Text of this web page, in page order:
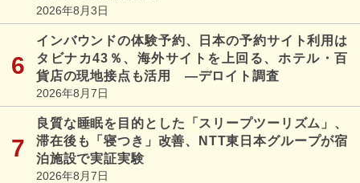
2026年8月3日
インバウンドの体験予約、日本の予約サイト利用は
タビナカ43％、海外サイトを上回る、ホテル・百
貨店の現地接点も活用 ―デロイト調査
2026年8月7日
良質な睡眠を目的とした「スリープツーリズム」、
滞在後も「寝つき」改善、NTT東日本グループが宿
泊施設で実証実験
2026年8月7日